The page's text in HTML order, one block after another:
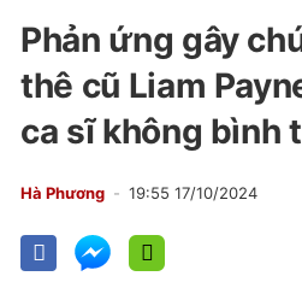
Phản ứng gây
thê cũ Liam
ca sĩ không bình
Hà Phương 19:55 17/10/2024